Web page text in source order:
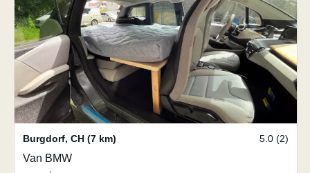
Burgdorf, CH (7 km) 5.0 (2)
Van BMW